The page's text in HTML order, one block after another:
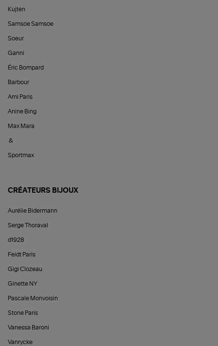
Kujten
Samsoe Samsoe
Soeur
Ganni
Éric Bompard
Barbour
Ami Paris
Anine Bing
Max Mara
&
Sportmax
CRÉATEURS BIJOUX
Aurélie Bidermann
Serge Thoraval
d1928
Feidt Paris
Gigi Clozeau
Ginette NY
Pascale Monvoisin
Stone Paris
Vanessa Baroni
Vanrycke